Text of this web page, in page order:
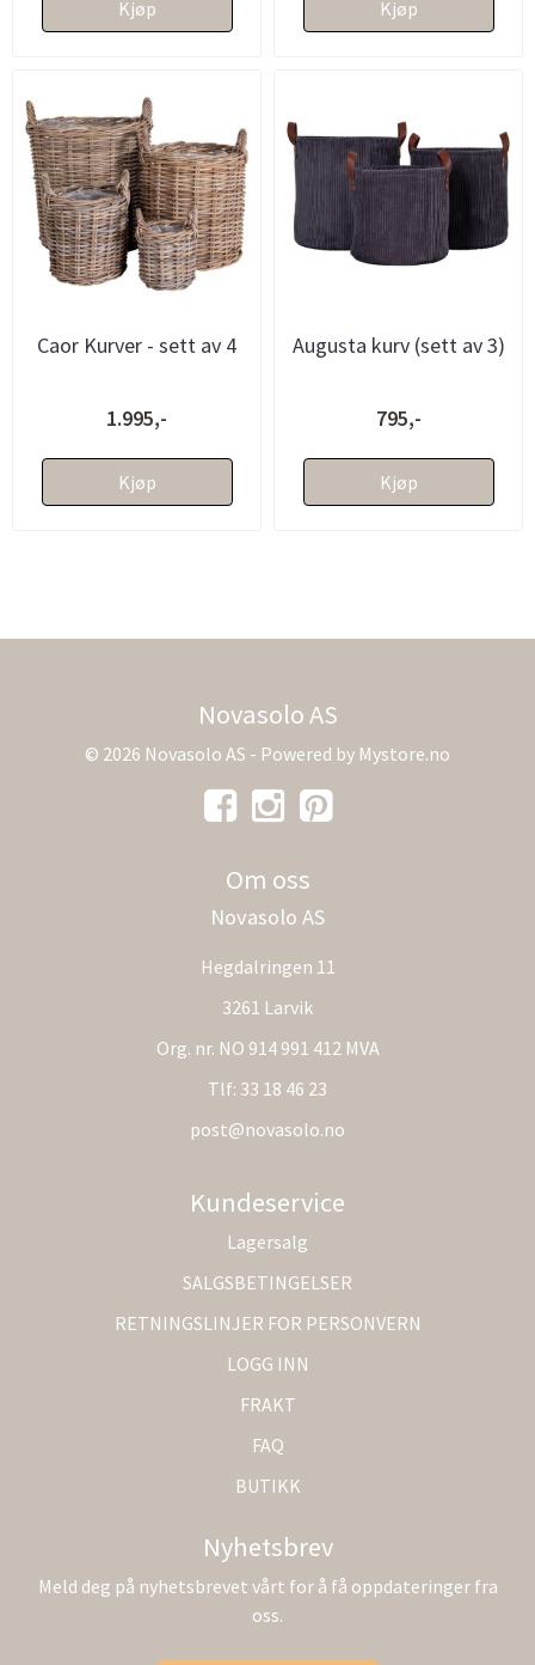
Kjøp Kjøp
Caor Kurver - sett av 4
1.995,-
Kjøp
Augusta kurv (sett av 3)
795,-
Kjøp
Novasolo AS
© 2026 Novasolo AS - Powered by Mystore.no
Om oss
Novasolo AS
Hegdalringen 11
3261 Larvik
Org. nr. NO 914 991 412 MVA
Tlf: 33 18 46 23
post@novasolo.no
Kundeservice
Lagersalg
SALGSBETINGELSER
RETNINGSLINJER FOR PERSONVERN
LOGG INN
FRAKT
FAQ
BUTIKK
Nyhetsbrev
Meld deg på nyhetsbrevet vårt for å få oppdateringer fra
oss.